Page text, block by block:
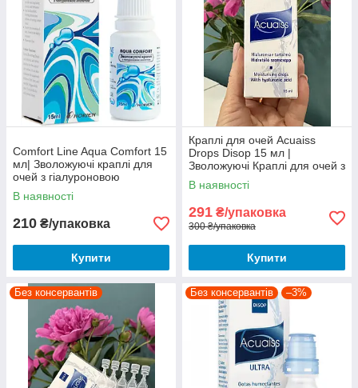
Comfort Line Aqua Comfort 15
мл| Зволожуючі краплі для
очей з гіалуроновою
кислотою| Очні краплі
В наявності
210 ₴/упаковка
Купити
Краплі для очей Acuaiss
Drops Disop 15 мл |
Зволожуючі Краплі для очей з
гіалуроновою кислотою |
Краплі штучна сльоза
В наявності
291 ₴/упаковка
300 ₴/упаковка
Купити
Без консервантів Без консервантів –3%